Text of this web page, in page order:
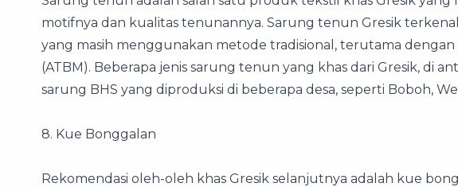
motifnya dan kualitas tenunannya. Sarung tenun Gresik
yang masih menggunakan metode tradisional, terutama
(ATBM). Beberapa jenis sarung tenun yang khas dari Gresik, di
sarung BHS yang diproduksi di beberapa desa, seperti Boboh,
8. Kue Bonggalan
Rekomendasi oleh-oleh khas Gresik selanjutnya adalah kue